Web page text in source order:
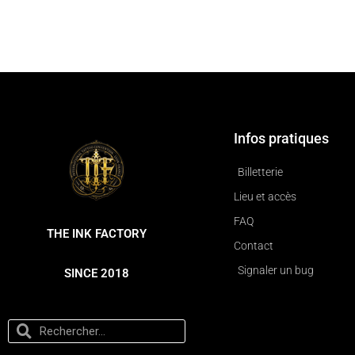
THE INK FACTORY
SINCE 2018
Infos pratiques
Billetterie
Lieu et accès
FAQ
Contact
Signaler un bug